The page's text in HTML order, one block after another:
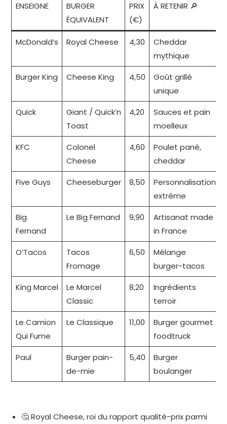
ENSEIGNE
BURGER
ÉQUIVALENT
PRIX
(€)
À RETENIR 🔎
McDonald’s Royal Cheese 4,30
Cheddar
mythique
Burger King
Cheese King 4,50
Goût grillé
unique
Quick
Giant / Quick’n
Toast
4,20
Sauces et pain
moelleux
KFC
Colonel
Cheese
4,60
Poulet pané,
cheddar
Five Guys
Cheeseburger 8,50
Personnalisation
extrême
Big
Fernand
Le Big Fernand 9,90
Artisanat made
in France
O’Tacos
Tacos
Fromage
6,50
Mélange
burger-tacos
King Marcel
Le Marcel
Classic
8,20
Ingrédients
terroir
Le Camion
Qui Fume
Le Classique 11,00
Burger gourmet
foodtruck
Paul
Burger pain-
de-mie
5,40
Burger
boulanger
🤔 Royal Cheese, roi du rapport qualité-prix parmi